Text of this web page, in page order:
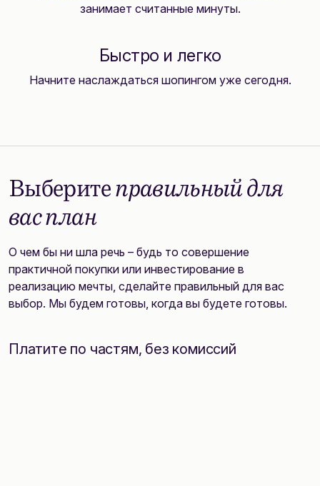
занимает считанные минуты.
Быстро и легко
Начните наслаждаться шопингом уже сегодня.
Выберите правильный для
вас план
О чем бы ни шла речь – будь то совершение
практичной покупки или инвестирование в
реализацию мечты, сделайте правильный для вас
выбор. Мы будем готовы, когда вы будете готовы.
Платите по частям, без комиссий